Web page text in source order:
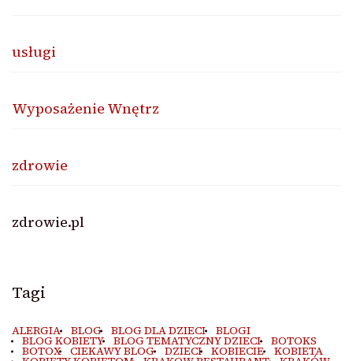
usługi
Wyposażenie Wnętrz
zdrowie
zdrowie.pl
Tagi
ALERGIA BLOG BLOG DLA DZIECI BLOGI
BLOG KOBIETY BLOG TEMATYCZNY DZIECI BOTOKS
BOTOX CIEKAWY BLOG DZIECI KOBIECIE KOBIETA